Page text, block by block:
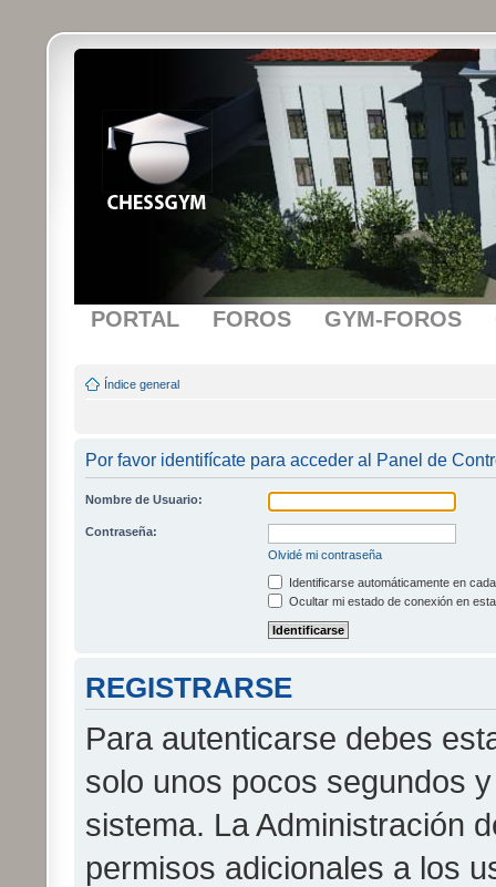
PORTAL FOROS GYM-FOROS
Índice general
Por favor identifícate para acceder al Panel de
Nombre de Usuario:
Contraseña:
Olvidé mi contraseña
Identificarse automáticamente en
Ocultar mi estado de conexión en
REGISTRARSE
Para autenticarse debes
solo unos pocos segundos
sistema. La Administración
permisos adicionales a los